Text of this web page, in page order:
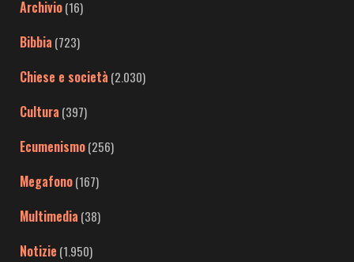
Archivio(16)
Bibbia (723)
Chiese e società (2.030)
Cultura (397)
Ecumenismo(256)
Megafono(167)
Multimedia (38)
Notizie (1.950)